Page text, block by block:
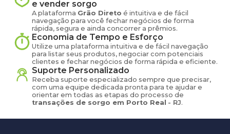
e vender sorgo
A plataforma Grão Direto é intuitiva e de fácil
navegação para você fechar negócios de forma
rápida, segura e ainda concorrer a prêmios.
Economia de Tempo e Esforço
Utilize uma plataforma intuitiva e de fácil navegação
para listar seus produtos, negociar com potenciais
clientes e fechar negócios de forma rápida e eficiente.
Suporte Personalizado
Receba suporte especializado sempre que precisar,
com uma equipe dedicada pronta para te ajudar e
orientar em todas as etapas do processo de
transações de sorgo em Porto Real - RJ.